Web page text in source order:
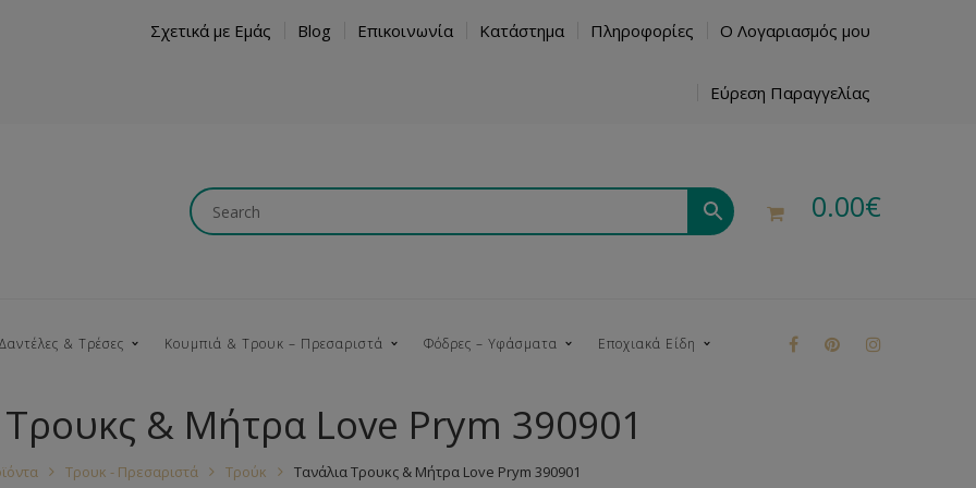
Σχετικά με Εμάς Blog Επικοινωνία Κατάστημα Πληροφορίες Ο Λογαριασμός μου
Εύρεση Παραγγελίας
0.00€
Κουμπώματα Νήματα
Δαντέλες & Τρέσες
Βαμβακερές Κρόσια
Κουμπιά & Τρουκ – Πρεσαριστά
Ξύλινα Τρούκ
Φόδρες – Υφάσματα Εποχιακά Είδη
& Μήτρα Love Prym 390901
Τρουκ - Πρεσαριστά Τρούκ Τανάλια Τρουκς & Μήτρα Love Prym 390901